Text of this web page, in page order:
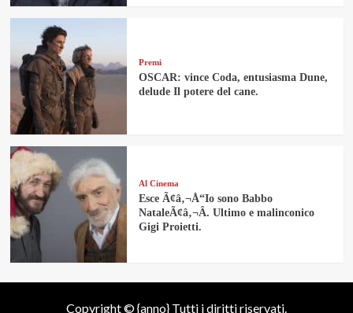
Premi
OSCAR: vince Coda, entusiasma Dune,
delude Il potere del cane.
Al Cinema
Esce Ã¢â‚¬Å“Io sono Babbo
NataleÃ¢â‚¬Â. Ultimo e malinconico
Gigi Proietti.
Copyright © {anno} Tutti i diritti riservati.